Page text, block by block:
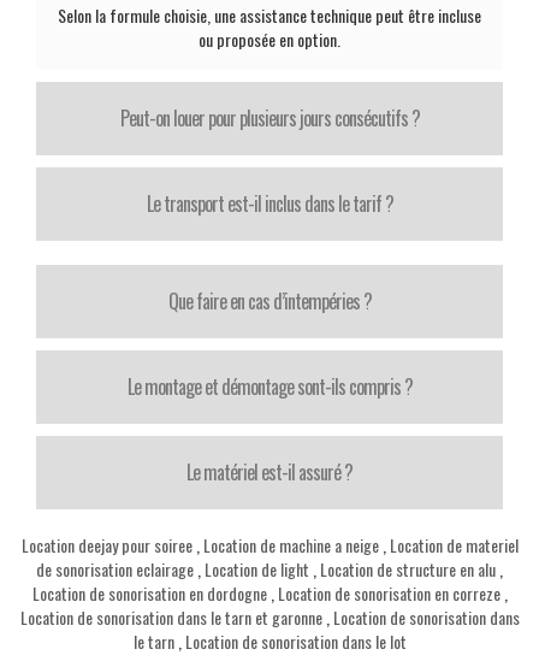
Selon la formule choisie, une assistance technique peut être incluse
ou proposée en option.
Peut-on louer pour plusieurs jours consécutifs ?
Le transport est-il inclus dans le tarif ?
Que faire en cas d’intempéries ?
Le montage et démontage sont-ils compris ?
Le matériel est-il assuré ?
Location deejay pour soiree, Location de machine a neige, Location de materiel
de sonorisation eclairage Location de light Location de structure en alu
Location de sonorisation en dordogne, Location de sonorisation en correze,
Location de sonorisation dans le tarn et garonne, Location de sonorisation dans
le tarn, Location de sonorisation dans le lot